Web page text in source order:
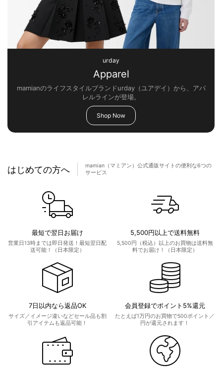
urday
Apparel
mamianのライフスタイルブランドurday（ユアデイ）から、アパ
レルラインが登場。
Shop Now
はじめての方へ
mamian（マミアン）公式通販サイトの便利な6つの
サービス
最短で翌日お届け
営業日13時までは即日発送！最短翌日配
送可能！（日本限定）
5,500円以上で送料無料
5,500円（税込）以上のお買物は送料無
料でお届け！（日本限定）
7日以内なら返品OK
サイズ／イメージ違いなどセール品も割
引アイテムも返品可能！
会員登録でポイント5%還元
たとえば1万円のお買物で500ポイント／
円が還元されます！